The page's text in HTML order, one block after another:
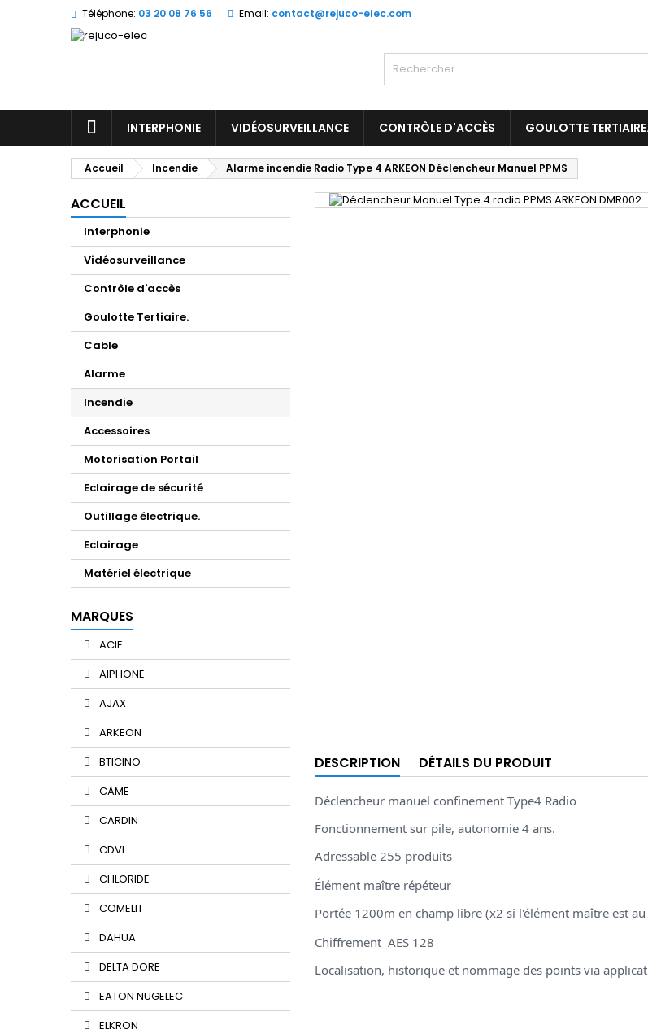
Téléphone: 03 20 08 76 56 Email: contact@rejuco-elec.com
ACCUEILINTERPHONIE VIDÉOSURVEILLANCE CONTRÔLE D'ACCÈS GOULOTTE TERTIAIRE.
Accueil Incendie Alarme incendie Radio Type 4 ARKEON Déclencheur Manuel PPMS
ACCUEIL
Interphonie
Vidéosurveillance
Contrôle d'accès
Goulotte Tertiaire.
Cable
Alarme
Incendie
Accessoires
Motorisation Portail
Eclairage de sécurité
Outillage électrique.
Eclairage
Matériel électrique
MARQUES
ACIE
AIPHONE
AJAX
ARKEON
BTICINO
CAME
CARDIN
CDVI
CHLORIDE
COMELIT
DAHUA
DELTA DORE
EATON NUGELEC
ELKRON
DESCRIPTION DÉTAILS DU PRODUIT
Déclencheur manuel confinement Type4 Radio
Fonctionnement sur pile, autonomie 4 ans.
Adressable 255 produits
Élément maître répéteur
Portée 1200m en champ libre (x2 si l'élément maître est au
Chiffrement AES 128
Localisation, historique et nommage des points via
Mes listes d'envies
((title))
((cancelText))
Connexion
Vous devez être connecté pour ajouter des produits
((cancelText))